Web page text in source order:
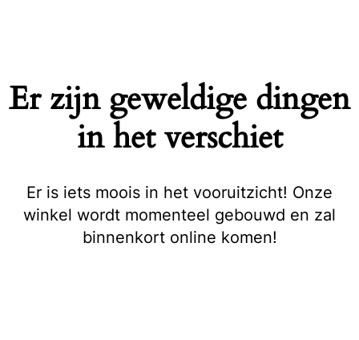
Er zijn geweldige dingen
in het verschiet
Er is iets moois in het vooruitzicht! Onze
winkel wordt momenteel gebouwd en zal
binnenkort online komen!